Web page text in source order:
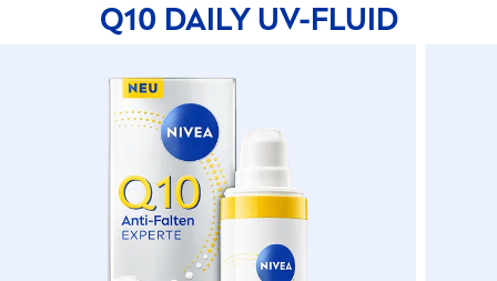
Q10 DAILY UV-FLUID